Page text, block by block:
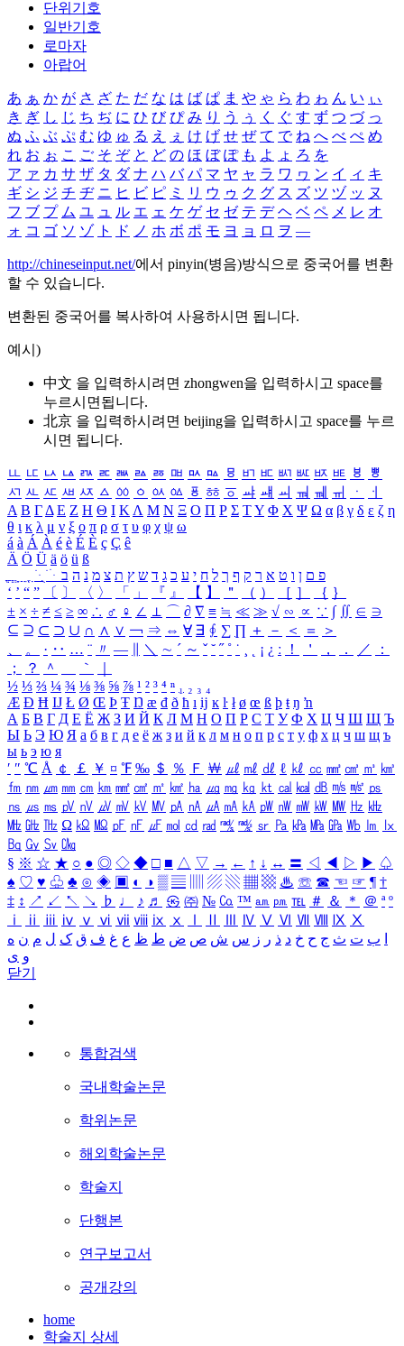
단위기호
일반기호
로마자
아랍어
あ ぁ か が さ ざ た だ な は ば ぱ ま や ゃ ら わ ゎ ん い ぃ
き ぎ し じ ち ぢ に ひ び ぴ み り う ぅ く ぐ す ず つ づ っ
ぬ ふ ぶ ぷ む ゆ ゅ る え ぇ け げ せ ぜ て で ね へ べ ぺ め
れ お ぉ こ ご そ ぞ と ど の ほ ぼ ぽ も よ ょ ろ を
ア ァ カ サ ザ タ ダ ナ ハ バ パ マ ヤ ャ ラ ワ ヮ ン イ ィ キ
ギ シ ジ チ ヂ ニ ヒ ビ ピ ミ リ ウ ゥ ク グ ス ズ ツ ヅ ッ ヌ
フ ブ プ ム ユ ュ ル エ ェ ケ ゲ セ ゼ テ デ ヘ ベ ペ メ レ オ
ォ コ ゴ ソ ゾ ト ド ノ ホ ボ ポ モ ヨ ョ ロ ヲ ―
http://chineseinput.net/에서 pinyin(병음)방식으로 중국어를 변환
할 수 있습니다.
변환된 중국어를 복사하여 사용하시면 됩니다.
예시)
中文 을 입력하시려면 zhongwen을 입력하시고 space를
누르시면됩니다.
北京 을 입력하시려면 beijing을 입력하시고 space를 누르
시면 됩니다.
ㅥ ㅦ ㅧ ㅨ ㅩ ㅪ ㅫ ㅬ ㅭ ㅮ ㅯ ㅰ ㅱ ㅲ ㅳ ㅴ ㅵ ㅶ ㅷ ㅸ
ㅹ
ㅺ ㅻ ㅼ ㅽ ㅾ ㅿ ㆀ ㆁ ㆂ ㆃ ㆄ ㆅ ㆆ ㆇ ㆈ ㆉ ㆊ ㆋ ㆌ ㆍ
ㆎ
Α Β ΓΔ Ε Ζ Η Θ Ι ΚΛ Μ Ν Ξ Ο Π Ρ Σ ΤΥ Φ Χ Ψ Ω α β γ δ ε ζ η
θ ι κ λ μ ν ξ ο π ρ σ τ υ φ χ ψ ω
á à Á À é è É È ç Ç ê
Ä Ö Ü ä ö ü ß
ִֶֹ ֻּ ׁׂ פ ם ן ו ט א ר ק ף ך ל ח י ע כ ג ד ש ץ ת צ מ נ ה ב
‘ ’ “ ” 〔 〕 〈 〉 「 」 『 』 【 】 ＂ （ ） ［ ］ ｛ ｝
± × ÷ ≠ ≤ ≥ ∞ ∴ ♂ ♀ ∠ ⊥ ⌒ ∂ ∇ ≡ ≒ ≪ ≫ √ ∽ ∝ ∵ ∫ ∬ ∈ ∋
⊆ ⊇ ⊂ ⊃ ∪ ∩ ∧ ∨ ￢ ⇒ ⇔ ∀ ∃ ∮ ∑ ∏ ＋ － ＜ ＝
＞
、
。 · ‥ … ¨ 〃 ― ＼ ∼ ´ ～ ˇ ˘ ˝ ˚ ˙ ¸ ¡ ¿ ː ！ ＇ ， ． ／
：
；
？ ＾ ｀
½ ⅓ ⅔ ¼ ¾ ⅛ ⅜ ⅝ ⅞ ¹ ² ³ ⁴ ⁿ ₁ ₂ ₃ ₄
Æ Ð Ħ Ĳ Ł Ø Œ Þ Ŧ Ŋ æ đ ð ħ ı ĳ ĸ ŀ ł ø œ ß þ ŧ ŋ ŉ
А Б В Г Д Е Ё Ж З И Й К Л М Н О П Р С Т У Ф Х Ц Ч Ш Щ Ъ
Ы Ь Э Ю Я а б в г д е ё ж з и й к л м н о п р с т у ф х ц ч ш щ ъ
ы ь э ю я
′ ″ ℃ Å ￠ ￡ ￥ ¤ ℉ ‰ ＄ ％ Ｆ ￦ ㎕ ㎖ ㎗ ℓ ㎘ ㏄ ㎣ ㎤ ㎥ ㎦
㎙ ㎚ ㎛ ㎜ ㎝ ㎞ ㎟ ㎠ ㎡ ㎢ ㏊ ㎍ ㎎ ㎏ ㏏ ㎈ ㎉ ㏈ ㎧ ㎨ ㎰
㎱ ㎲ ㎳ ㎴ ㎵ ㎶ ㎷ ㎸ ㎹ ㎀ ㎁ ㎂ ㎃ ㎄ ㎺ ㎻ ㎽ ㎾ ㎿ ㎐ ㎑
㎒ ㎓ ㎔ Ω ㏀ ㏁ ㎊ ㎋ ㎌ ㏖ ㏅ ㎭ ㎮ ㎯ ㏛ ㎩ ㎪ ㎫ ㎬ ㏝ ㏐
㏓
㏃ ㏉ ㏜ ㏆
§ ※ ☆ ★ ○ ● ◎ ◇ ◆ □ ■ △ ▽ → ← ↑ ↓ ↔ 〓 ◁ ◀ ▷ ▶ ♤
♠ ♡ ♥ ♧ ♣ ⊙ ◈ ▣ ◐ ◑ ▒ ▤ ▨ ▧ ▦ ▩ ♨ ☏ ☎ ☜ ☞ ¶ †
‡ ↕ ↗ ↙ ↖ ↘ ♭ ♩ ♪ ♬ ㉿ ㈜ № ㏇ ™ ㏂ ㏘ ℡ ＃ ＆ ＊ ＠ ª º
ⅰ
ⅱ ⅲ ⅳ ⅴ ⅵ ⅶ ⅷ ⅸ ⅹ Ⅳ Ⅴ Ⅵ Ⅶ Ⅷ Ⅸ Ⅹ
ب ت ث ج ح خ د ذ ر ز س ش ص ض ط ظ ع غ ف ق ک ل م ن ه
و ی
닫기
통합검색
국내학술논문
학위논문
해외학술논문
학술지
단행본
연구보고서
공개강의
home
학술지 상세